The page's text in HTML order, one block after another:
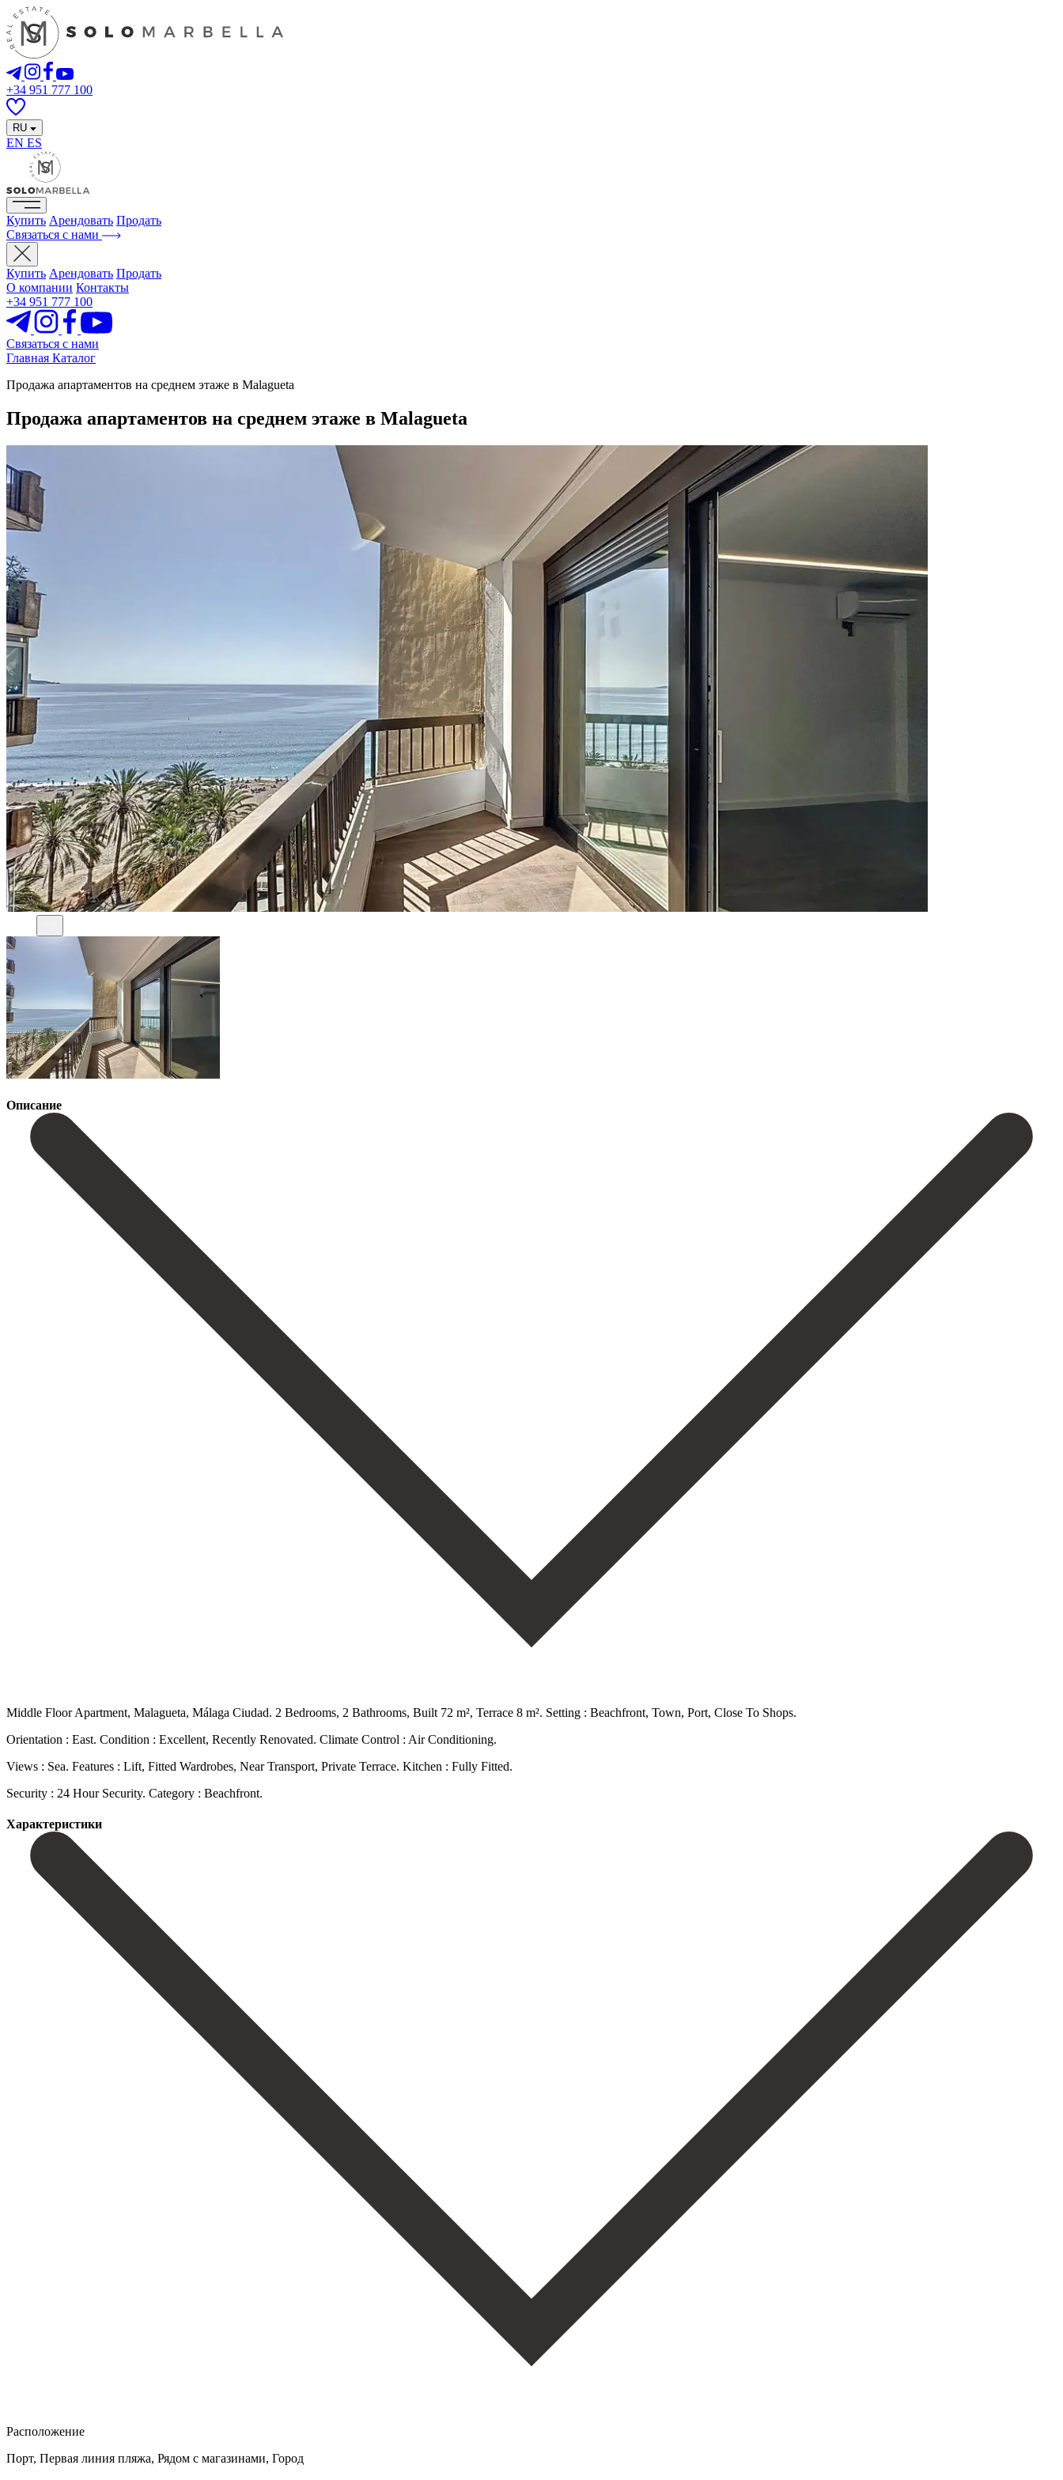
+34 951 777 100
RU
EN ES
Купить Арендовать Продать
Связаться с нами
Купить Арендовать Продать
О компании Контакты
+34 951 777 100
Связаться с нами
Главная Каталог
Продажа апартаментов на среднем этаже в Malagueta
Продажа апартаментов на среднем этаже в Malagueta
Описание
Middle Floor Apartment, Malagueta, Málaga Ciudad. 2 Bedrooms, 2 Bathrooms, Built 72 m², Terrace 8 m². Setting : Beachfront, Town, Port, Close To Shops.
Orientation ‌: ‌East. Condition ‌: ‌Excellent, Recently ‌Renovated. Climate Control ‌: Air Conditioning.
Views : Sea. Features : Lift, Fitted ‌Wardrobes, Near ‌Transport, Private ‌Terrace. Kitchen : Fully ‌Fitted.
Security ‌: ‌24 ‌Hour ‌Security. Category ‌: ‌Beachfront.
Характеристики
Расположение
Порт, Первая линия пляжа, Рядом с магазинами, Город